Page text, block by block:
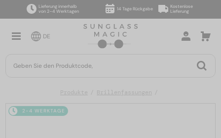
Lieferung innerhalb
von 2–4 Werktagen
14 Tage Rückgabe
Kostenlose
Lieferung
DE
Produkte Brillenfassungen
2-4 WERKTAGE